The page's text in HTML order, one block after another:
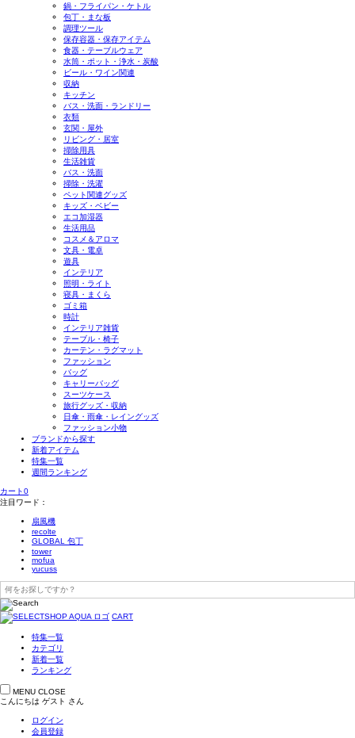
鍋・フライパン・ケトル
包丁・まな板
調理ツール
保存容器・保存アイテム
食器・テーブルウェア
水筒・ポット・浄水・炭酸
ビール・ワイン関連
収納
キッチン
バス・洗面・ランドリー
衣類
玄関・屋外
リビング・居室
掃除用具
生活雑貨
バス・洗面
掃除・洗濯
ペット関連グッズ
キッズ・ベビー
エコ加湿器
生活用品
コスメ＆アロマ
文具・電卓
遊具
インテリア
照明・ライト
寝具・まくら
ゴミ箱
時計
インテリア雑貨
テーブル・椅子
カーテン・ラグマット
ファッション
バッグ
キャリーバッグ
スーツケース
旅行グッズ・収納
日傘・雨傘・レイングッズ
ファッション小物
ブランドから探す
新着アイテム
特集一覧
週間ランキング
カート0
注目ワード：
扇風機
recolte
GLOBAL 包丁
tower
mofua
yucuss
CART
特集一覧
カテゴリ
新着一覧
ランキング
MENU CLOSE
こんにちは ゲスト さん
ログイン
会員登録